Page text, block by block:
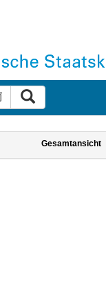
Suche zurücksetzen
Gesamtansicht